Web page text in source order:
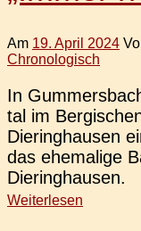
Am 19. April 2024
Chronologisch
In
tal im
Dier­ing­hau­sen
das ehe­ma­li­ge
Dieringhausen.
Weiterlesen